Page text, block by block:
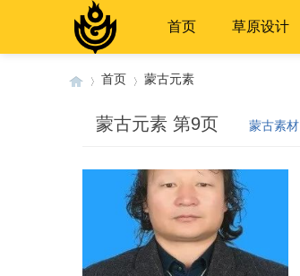
首页 草原设计
首页 蒙古元素
蒙古元素 第9页 蒙古素材